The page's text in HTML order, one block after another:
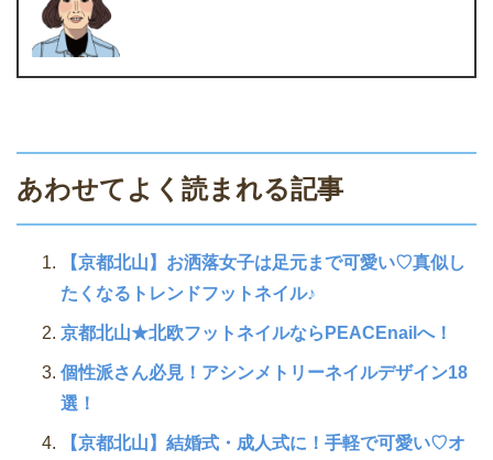
あわせてよく読まれる記事
【京都北山】お洒落女子は足元まで可愛い♡真似し
たくなるトレンドフットネイル♪
京都北山★北欧フットネイルならPEACEnailへ！
個性派さん必見！アシンメトリーネイルデザイン18
選！
【京都北山】結婚式・成人式に！手軽で可愛い♡オ